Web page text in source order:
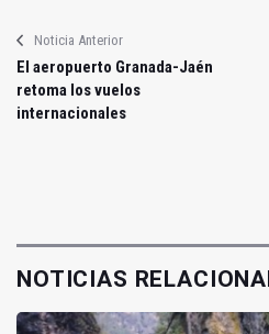
Noticia Anterior
El aeropuerto Granada-Jaén
retoma los vuelos
internacionales
NOTICIAS